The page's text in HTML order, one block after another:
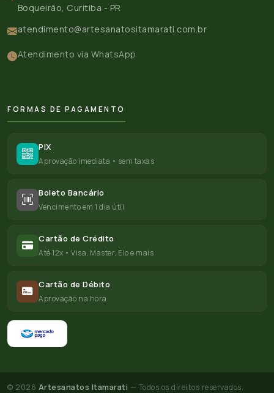
Boqueirão, Curitiba - PR
atendimento@artesanatositamarati.com.br
Atendimento via WhatsApp
FORMAS DE PAGAMENTO
PIX
Aprovação imediata • sem taxas
Boleto Bancário
Vencimento em 1 dia útil
Cartão de Crédito
Até 12x • Visa, Master, Elo e mais
Cartão de Débito
Aprovação na hora
© 2026 Artesanatos Itamarati — Todos os direitos reservados.